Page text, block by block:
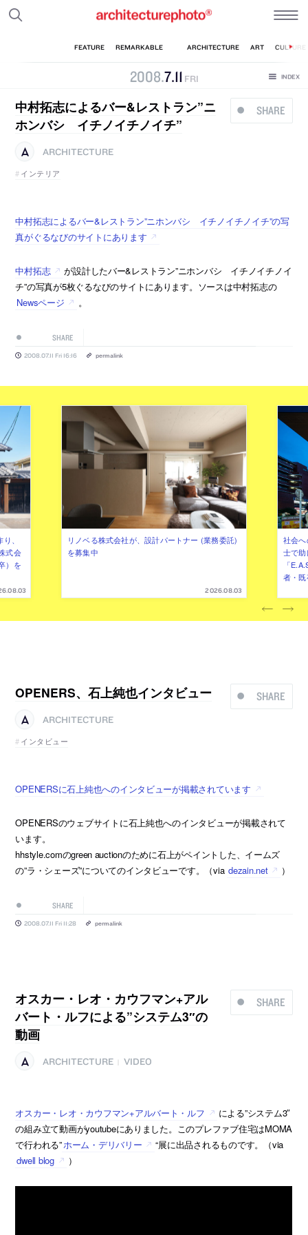
2008.7.11 FRI
SHARE
中村拓志によるバー&レストラン”ニ
ホンバシ イチノイチノイチ”
ARCHITECTURE
インテリア
中村拓志によるバー&レストラン”ニホンバシ イチノイチノイチ”の写
真がぐるなびのサイトにあります
中村拓志
が設計したバー&レストラン”ニホンバシ イチノイチノイ
チ”の写真が5枚ぐるなびのサイトにあります。ソースは中村拓志の
Newsページ
。
SHARE
2008.07.11 Fri 16:16 permalink
、
式会
）を
リノベる株式会社が、設計パートナー (業務委託)
を募集中
2026.08.03
社会
士で
「
者・
SHARE
OPENERS、石上純也インタビュー
ARCHITECTURE
インタビュー
OPENERSに石上純也へのインタビューが掲載されています
OPENERSのウェブサイトに石上純也へのインタビューが掲載されて
います。
hhstyle.comのgreen auctionのために石上がペイントした、イームズ
の”ラ・シェーズ”についてのインタビューです。（via dezain.net ）
SHARE
2008.07.11 Fri 11:28 permalink
SHARE
オスカー・レオ・カウフマン+アル
バート・ルフによる”システム3″の
動画
ARCHITECTURE VIDEO
オスカー・レオ・カウフマン+アルバート・ルフ
による”システム3″
の組み立て動画がyoutubeにありました。このプレファブ住宅はMOMA
で行われる”ホーム・デリバリー
“展に出品されるものです。（via
dwell blog
）